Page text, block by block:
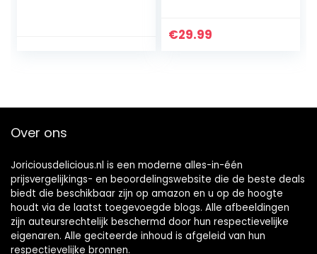
€29.99
Over ons
Joriciousdelicious.nl is een moderne alles-in-één
prijsvergelijkings- en beoordelingswebsite die de beste deals
biedt die beschikbaar zijn op amazon en u op de hoogte
houdt via de laatst toegevoegde blogs. Alle afbeeldingen
zijn auteursrechtelijk beschermd door hun respectievelijke
eigenaren. Alle geciteerde inhoud is afgeleid van hun
respectievelijke bronnen.